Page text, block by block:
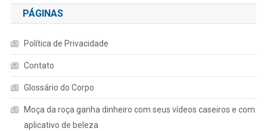
PÁGINAS
Política de Privacidade
Contato
Glossário do Corpo
Moça da roça ganha dinheiro com seus vídeos caseiros e com
aplicativo de beleza